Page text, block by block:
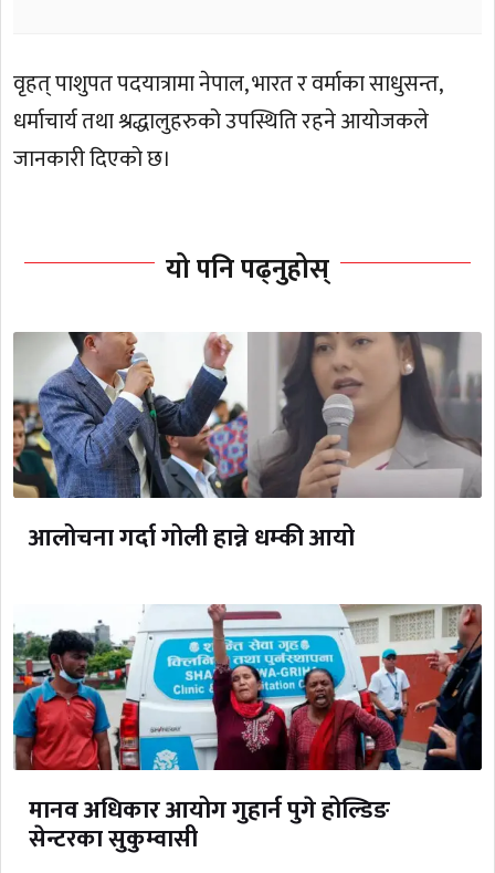
वृहत् पाशुपत पदयात्रामा नेपाल, भारत र वर्माका साधुसन्त,
धर्माचार्य तथा श्रद्धालुहरुको उपस्थिति रहने आयोजकले
जानकारी दिएको छ।
यो पनि पढ्नुहोस्
आलोचना गर्दा गोली हान्ने धम्की आयो
मानव अधिकार आयोग गुहार्न पुगे होल्डिङ
सेन्टरका सुकुम्वासी